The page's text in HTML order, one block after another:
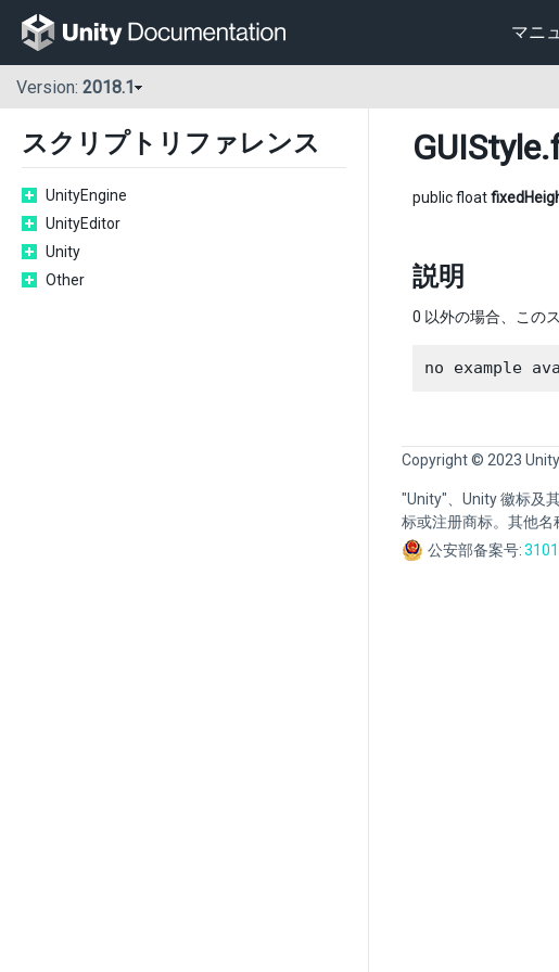
マニ
Version: 2018.1
スクリプトリファレンス
UnityEngine
UnityEditor
Unity
Other
GUIStyle
public float
説明
0 以外の場合、この
no example
Copyright © 2023
"Unity"、Unity 徽标及
标或注册商标。其他名
公安部备案号: